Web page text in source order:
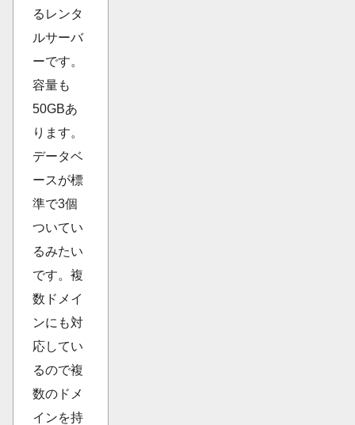
るレンタ
ルサーバ
ーです。
容量も
50GBあ
ります。
データベ
ースが標
準で3個
ついてい
るみたい
です。複
数ドメイ
ンにも対
応してい
るので複
数のドメ
インを持